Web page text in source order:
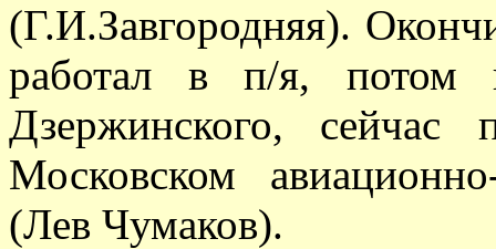
(Г.И.Завгородняя).
работал в п/я, потом
Дзержинского,
Московском
(Лев Чумаков).